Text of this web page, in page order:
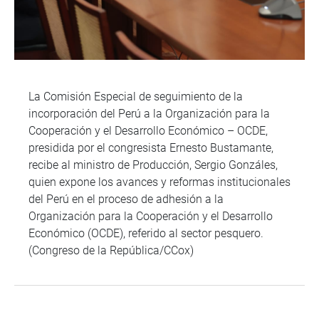
La Comisión Especial de seguimiento de la
incorporación del Perú a la Organización para la
Cooperación y el Desarrollo Económico – OCDE,
presidida por el congresista Ernesto Bustamante,
recibe al ministro de Producción, Sergio Gonzáles,
quien expone los avances y reformas institucionales
del Perú en el proceso de adhesión a la
Organización para la Cooperación y el Desarrollo
Económico (OCDE), referido al sector pesquero.
(Congreso de la República/CCox)